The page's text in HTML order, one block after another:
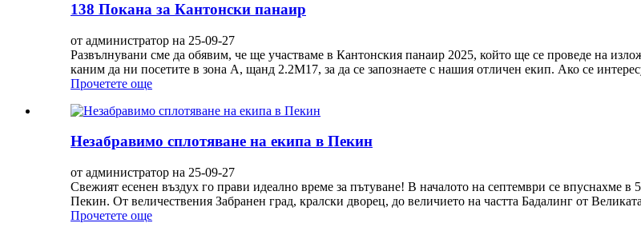
138 Покана за Кантонски панаир
от администратор на 25-09-27
Развълнувани сме да обявим, че ще участваме в Кантонския панаир 2025, който ще се проведе на
каним да ни посетите в зона А, щанд 2.2M17, за да се запознаете с нашия отличен екип. Ако се
Прочетете още
Незабравимо сплотяване на екипа в Пекин
от администратор на 25-09-27
Свежият есенен въздух го прави идеално време за пътуване! В началото на септември се впуснахме
Пекин. От величествения Забранен град, кралски дворец, до величието на частта Бадалинг от
Прочетете още